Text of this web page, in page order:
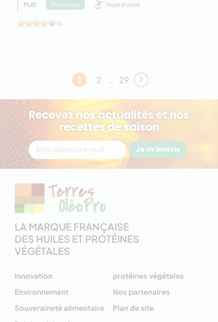
PLAT Printemps Huile d'olive
(1)
1 2 … 29
Recevez nos actualités et nos
recettes de saison
Je m'inscris
LA MARQUE FRANÇAISE
DES HUILES ET PROTÉINES
VÉGÉTALES
Innovation
Environnement
Souveraineté alimentaire
protéines végétales
Nos partenaires
Plan de site